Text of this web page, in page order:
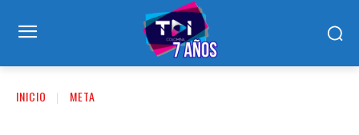
INICIO META